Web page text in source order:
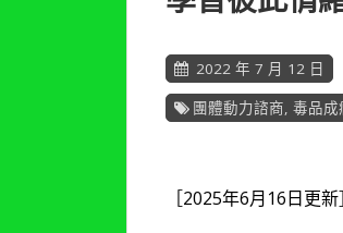
2022 年 7 月 12 日
團體動力諮商, 毒品成
［2025年6月16日更新］